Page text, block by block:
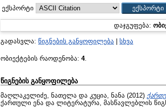
ექსპორტი
დაჯგუფება:
გადასვლა: წიგნების განყოფილება სხვა
ობიექტების რაოდენობა: 4.
წიგნების განყოფილება
მაღლაკელიძე, ნათელა და კუცია, ნანა (2012)
ქართული ენა და ლიტერატურა, მასწავლებლის